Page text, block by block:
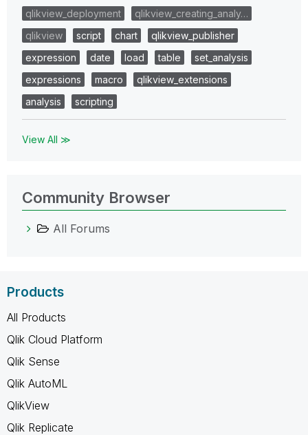
qlikview_deployment
qlikview_creating_analy…
qlikview
script chart
qlikview_publisher
expression
date load table
set_analysis
expressions
macro
qlikview_extensions
analysis
scripting
View All ≫
Community Browser
All Forums
Products
All Products
Qlik Cloud Platform
Qlik Sense
Qlik AutoML
QlikView
Qlik Replicate